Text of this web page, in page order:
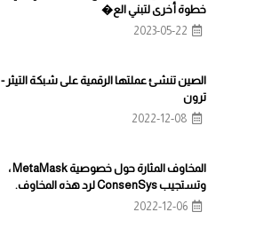
خطوة أخرى لتبني الع�
2023-05-22
الصين تنشئ عملتها الرقمية على شبكة التيثر -
ترون
2022-12-08
المخاوف المثارة حول خصوصية MetaMask ،
وتستجيب ConsenSys لرد هذه المخاوف.
2022-12-06